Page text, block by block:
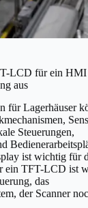
LCD für ein
aus
für Lagerhäuser
Steuerungen,
ist wichtig für
ein TFT-LCD ist
das
der Scanner